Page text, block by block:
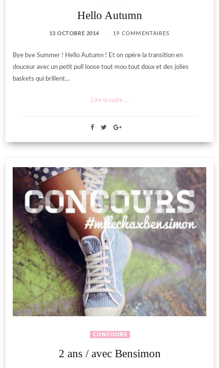
Hello Autumn
13 OCTOBRE 2014 19 COMMENTAIRES
Bye bye Summer ! Hello Autumn ! Et on opère la transition en
douceur avec un petit pull loose tout mou tout doux et des jolies
baskets qui brillent…
Lire la suite ...
CONCOURS
2 ans / avec Bensimon